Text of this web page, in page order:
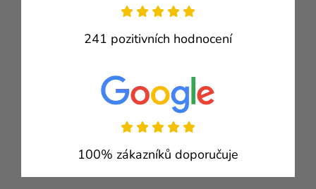
241 pozitivních hodnocení
100% zákazníků doporučuje